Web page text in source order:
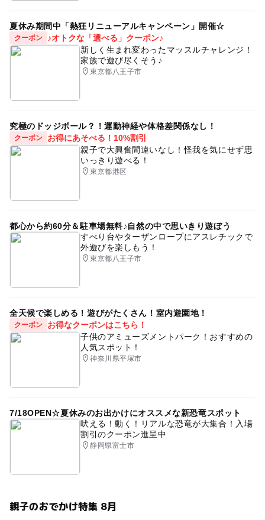
夏休み期間中「熱狂リニューアルキャンペーン」開催☆
クーポン
♪オトクな「選べる」クーポン♪
新しく生まれ変わったマッスルチャレンジ！
家族で遊び尽くそう♪
東京都八王子市
究極のドッジボール？！運動神経や体格差関係なし！
クーポン
お得にあそべる！10%割引
親子で大興奮間違いなし！怪我を気にせず思
いっきり遊べる！
東京都港区
都心から約60分＆駐車場無料♪自然の中で思いきり遊ぼう
すべり台やターザンロープにアスレチックで
外遊びを楽しもう！
東京都八王子市
全天候で楽しめる！遊びがたくさん！室内遊園地！
クーポン
お得なクーポンはこちら！
子供のアミューズメントパーク！おすすめの
人気スポット！
神奈川県平塚市
7/18OPEN☆夏休みのお出かけにオススメな新恐竜スポット
吠える！動く！リアルな恐竜が大集合！入場
割引のクーポン進呈中
静岡県富士市
親子のおでかけ特集 8月